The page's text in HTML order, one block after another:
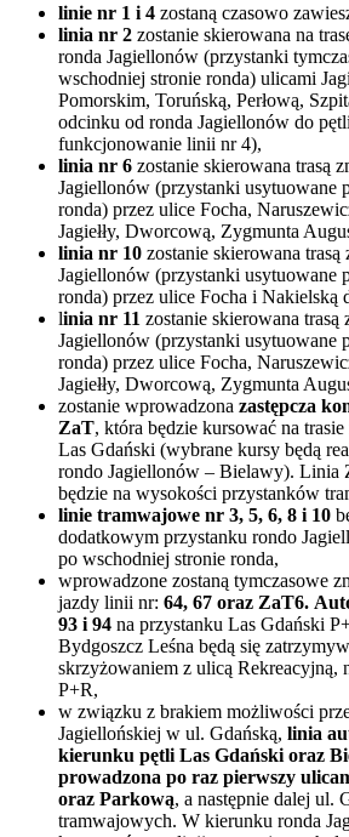
linie nr 1 i 4 zostaną czasowo
linia nr 2 zostanie skierowana na
ronda Jagiellonów (przystanki
wschodniej stronie ronda) ulicami
Pomorskim, Toruńską, Perłową,
odcinku od ronda Jagiellonów do
funkcjonowanie linii nr 4),
linia nr 6 zostanie skierowana trasą
Jagiellonów (przystanki usytuowane
ronda) przez ulice Focha,
Jagiełły, Dworcową, Zygmunta
linia nr 10 zostanie skierowana
Jagiellonów (przystanki usytuowane
ronda) przez ulice Focha i Nakielską
linia nr 11 zostanie skierowana trasą
Jagiellonów (przystanki usytuowane
ronda) przez ulice Focha,
Jagiełły, Dworcową, Zygmunta
zostanie wprowadzona zastępcza
ZaT, która będzie kursować na
Las Gdański (wybrane kursy będą
rondo Jagiellonów – Bielawy). Linia
będzie na wysokości przystanków
linie tramwajowe nr 3, 5, 6, 8 i 10
dodatkowym przystanku rondo
po wschodniej stronie ronda,
wprowadzone zostaną tymczasowe
jazdy linii nr: 64, 67 oraz ZaT6.
93 i 94 na przystanku Las Gdański
Bydgoszcz Leśna będą się
skrzyżowaniem z ulicą Rekreacyjną,
P+R,
w związku z brakiem możliwości
Jagiellońskiej w ul. Gdańską, linia
kierunku pętli Las Gdański oraz
prowadzona po raz pierwszy
oraz Parkową, a następnie dalej ul.
tramwajowych. W kierunku ronda